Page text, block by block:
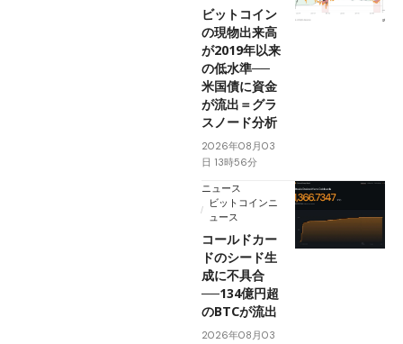
ビットコイン
の現物出来高
が2019年以来
の低水準──
米国債に資金
が流出＝グラ
スノード分析
2026年08月03
日 13時56分
ニュース
ビットコインニ
ュース
コールドカー
ドのシード生
成に不具合
──134億円超
のBTCが流出
2026年08月03